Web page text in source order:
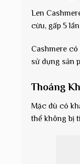
Len
cừu, gấp 5
Cashmere
sử dụng sản
Thoáng
Mặc dù có
thể không bị